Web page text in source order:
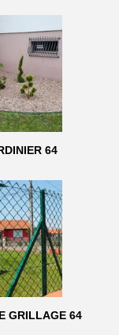
64
GRILLAGE 64